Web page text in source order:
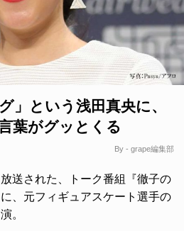
」という浅田真央に、
葉がグッとくる
By - grape編集部
送された、トーク番組『徹子の
、元フィギュアスケート選手の
。